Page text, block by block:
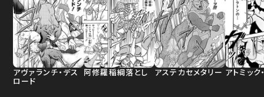
アヴァランチ・デス
ロード
阿修羅稲綱落とし アステカセメタリー アトミック